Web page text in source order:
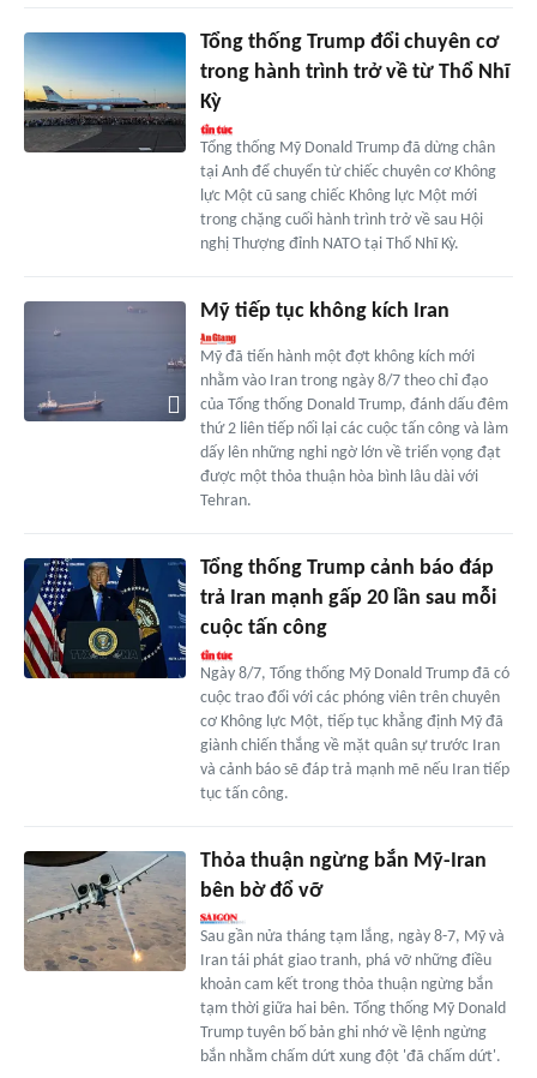
Tổng thống Trump đổi chuyên cơ
trong hành trình trở về từ Thổ Nhĩ
Kỳ
Tổng thống Mỹ Donald Trump đã dừng chân
tại Anh để chuyển từ chiếc chuyên cơ Không
lực Một cũ sang chiếc Không lực Một mới
trong chặng cuối hành trình trở về sau Hội
nghị Thượng đỉnh NATO tại Thổ Nhĩ Kỳ.
Mỹ tiếp tục không kích Iran
Mỹ đã tiến hành một đợt không kích mới
nhằm vào Iran trong ngày 8/7 theo chỉ đạo
của Tổng thống Donald Trump, đánh dấu đêm
thứ 2 liên tiếp nối lại các cuộc tấn công và làm
dấy lên những nghi ngờ lớn về triển vọng đạt
được một thỏa thuận hòa bình lâu dài với
Tehran.
Tổng thống Trump cảnh báo đáp
trả Iran mạnh gấp 20 lần sau mỗi
cuộc tấn công
Ngày 8/7, Tổng thống Mỹ Donald Trump đã có
cuộc trao đổi với các phóng viên trên chuyên
cơ Không lực Một, tiếp tục khẳng định Mỹ đã
giành chiến thắng về mặt quân sự trước Iran
và cảnh báo sẽ đáp trả mạnh mẽ nếu Iran tiếp
tục tấn công.
Thỏa thuận ngừng bắn Mỹ-Iran
bên bờ đổ vỡ
Sau gần nửa tháng tạm lắng, ngày 8-7, Mỹ và
Iran tái phát giao tranh, phá vỡ những điều
khoản cam kết trong thỏa thuận ngừng bắn
tạm thời giữa hai bên. Tổng thống Mỹ Donald
Trump tuyên bố bản ghi nhớ về lệnh ngừng
bắn nhằm chấm dứt xung đột 'đã chấm dứt'.